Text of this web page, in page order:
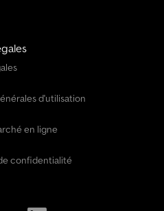
d'utilisation
en ligne
confidentialité